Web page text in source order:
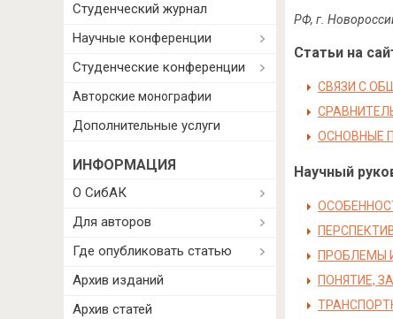
РФ, г.
Статьи на
СВЯЗИ С
ОСНОВНЫЕ
Научный
ПРОБЛЕМЫ
ПОНЯТИЕ,
Студенческий журнал
Научные конференции
Студенческие конференции
Авторские монографии
Дополнительные услуги
ИНФОРМАЦИЯ
О СибАК
Для авторов
Где опубликовать статью
Архив изданий
Архив статей